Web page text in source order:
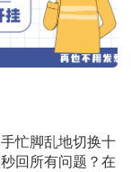
忙脚乱地切换十
回所有问题？在